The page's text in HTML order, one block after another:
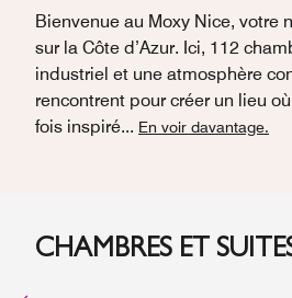
Bienvenue au Moxy Nice, votre
sur la Côte d’Azur. Ici, 112
industriel et une atmosphère
rencontrent pour créer un lieu
fois inspiré... En voir davantage.
CHAMBRES ET